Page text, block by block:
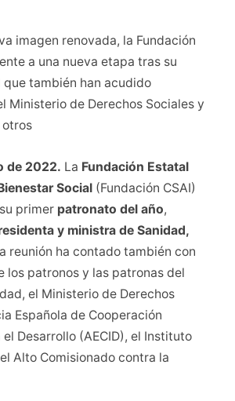
imagen renovada, la Fundación
a una nueva etapa tras su
que también han acudido
Ministerio de Derechos Sociales y
otros
de 2022. La Fundación Estatal
Social (Fundación CSAI)
primer patronato del año,
y ministra de Sanidad,
reunión ha contado también con
los patronos y las patronas del
el Ministerio de Derechos
Española de Cooperación
Desarrollo (AECID), el Instituto
Alto Comisionado contra la